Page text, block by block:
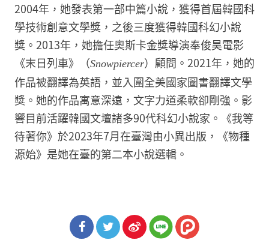
2004年，她發表第一部中篇小說，獲得首屆韓國科
學技術創意文學獎，之後三度獲得韓國科幻小說
獎。2013年，她擔任奧斯卡金獎導演奉俊昊電影
《末日列車》（Snowpiercer）顧問。2021年，她的
作品被翻譯為英語，並入圍全美國家圖書翻譯文學
獎。她的作品寓意深遠，文字力道柔軟卻剛強。影
響目前活躍韓國文壇諸多90代科幻小說家。《我等
待著你》於2023年7月在臺灣由小異出版，《物種
源始》是她在臺的第二本小說選輯。